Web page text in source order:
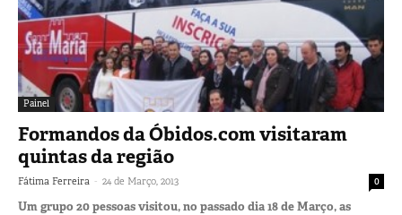
Painel
Formandos da Óbidos.com visitaram
quintas da região
Fátima Ferreira - 24 de Março, 2013 0
Um grupo 20 pessoas visitou, no passado dia 18 de Março, as